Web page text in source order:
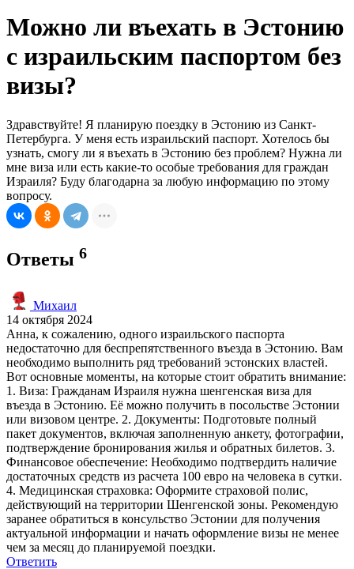
Можно ли въехать в Эстонию
с израильским паспортом без
визы?
Здравствуйте! Я планирую поездку в Эстонию из Санкт-
Петербурга. У меня есть израильский паспорт. Хотелось бы
узнать, смогу ли я въехать в Эстонию без проблем? Нужна ли
мне виза или есть какие-то особые требования для граждан
Израиля? Буду благодарна за любую информацию по этому
вопросу.
Ответы 6
Михаил
14 октября 2024
Анна, к сожалению, одного израильского паспорта
недостаточно для беспрепятственного въезда в Эстонию. Вам
необходимо выполнить ряд требований эстонских властей.
Вот основные моменты, на которые стоит обратить внимание:
1. Виза: Гражданам Израиля нужна шенгенская виза для
въезда в Эстонию. Её можно получить в посольстве Эстонии
или визовом центре. 2. Документы: Подготовьте полный
пакет документов, включая заполненную анкету, фотографии,
подтверждение бронирования жилья и обратных билетов. 3.
Финансовое обеспечение: Необходимо подтвердить наличие
достаточных средств из расчета 100 евро на человека в сутки.
4. Медицинская страховка: Оформите страховой полис,
действующий на территории Шенгенской зоны. Рекомендую
заранее обратиться в консульство Эстонии для получения
актуальной информации и начать оформление визы не менее
чем за месяц до планируемой поездки.
Ответить